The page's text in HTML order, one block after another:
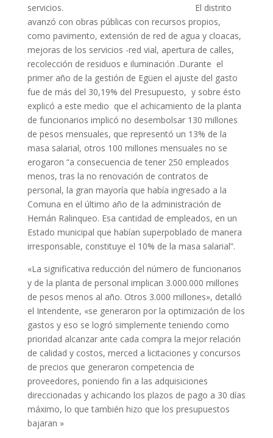
servicios. El distrito
avanzó con obras públicas con recursos propios,
como pavimento, extensión de red de agua y cloacas,
mejoras de los servicios -red vial, apertura de calles,
recolección de residuos e iluminación .Durante el
primer año de la gestión de Egüen el ajuste del gasto
fue de más del 30,19% del Presupuesto, y sobre ésto
explicó a este medio que el achicamiento de la planta
de funcionarios implicó no desembolsar 130 millones
de pesos mensuales, que representó un 13% de la
masa salarial, otros 100 millones mensuales no se
erogaron “a consecuencia de tener 250 empleados
menos, tras la no renovación de contratos de
personal, la gran mayoría que había ingresado a la
Comuna en el último año de la administración de
Hernán Ralinqueo. Esa cantidad de empleados, en un
Estado municipal que habían superpoblado de manera
irresponsable, constituye el 10% de la masa salarial”.
«La significativa reducción del número de funcionarios
y de la planta de personal implican 3.000.000 millones
de pesos menos al año. Otros 3.000 millones», detalló
el Intendente, «se generaron por la optimización de los
gastos y eso se logró simplemente teniendo como
prioridad alcanzar ante cada compra la mejor relación
de calidad y costos, merced a licitaciones y concursos
de precios que generaron competencia de
proveedores, poniendo fin a las adquisiciones
direccionadas y achicando los plazos de pago a 30 días
máximo, lo que también hizo que los presupuestos
bajaran »